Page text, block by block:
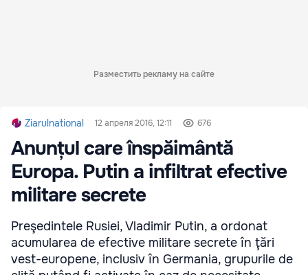
Разместить рекламу на сайте
Ziarulnational 12 апреля 2016, 12:11 676
Anunțul care înspăimântă
Europa. Putin a infiltrat efective
militare secrete
Preşedintele Rusiei, Vladimir Putin, a ordonat
acumularea de efective militare secrete în ţări
vest-europene, inclusiv în Germania, grupurile de